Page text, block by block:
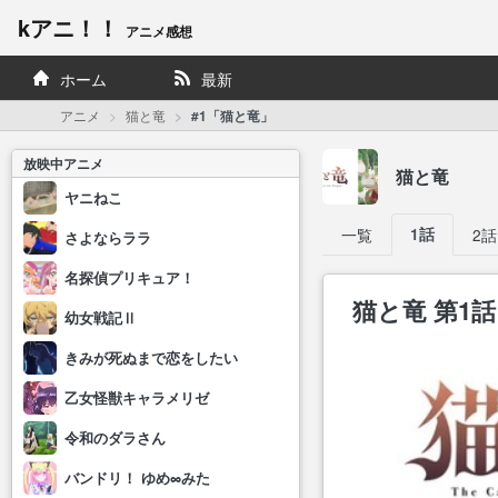
kアニ！！ アニメ感想
ホーム 最新
アニメ 猫と竜 #1「猫と竜」
放映中アニメ
ヤニねこ
さよならララ
名探偵プリキュア！
幼女戦記Ⅱ
きみが死ぬまで恋をしたい
乙女怪獣キャラメリゼ
令和のダラさん
バンドリ！ ゆめ∞みた
猫と竜
一覧 1話 2話
猫と竜 第1話